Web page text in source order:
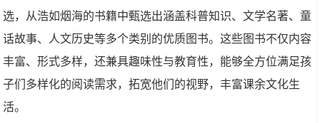
选，从浩如烟海的书籍中甄选出涵盖科普知识、文学名著、童
话故事、人文历史等多个类别的优质图书。这些图书不仅内容
丰富、形式多样，还兼具趣味性与教育性，能够全方位满足孩
子们多样化的阅读需求，拓宽他们的视野，丰富课余文化生
活。